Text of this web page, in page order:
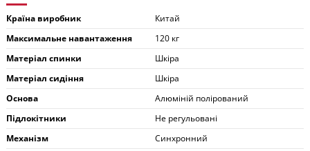
Країна виробник
Китай
Максимальне навантаження
120 кг
Матеріал спинки
Шкіра
Матеріал сидіння
Шкіра
Основа
Алюміній полірований
Підлокітники
Не регульовані
Механізм
Синхронний